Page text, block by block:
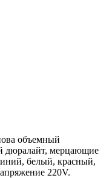
объемный
дюралайт, мерцающие
белый, красный,
220V.